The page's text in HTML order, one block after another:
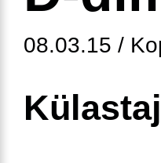
08.03.15 /